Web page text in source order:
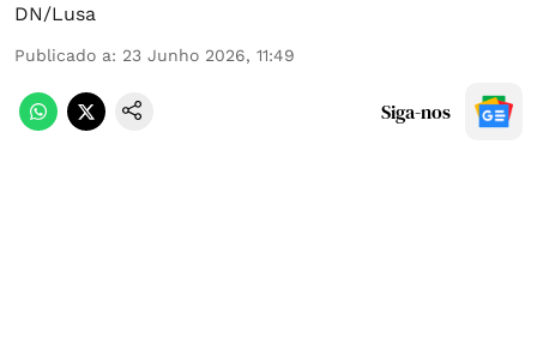
DN/Lusa
Publicado a: 23 Junho 2026, 11:49
Siga-nos